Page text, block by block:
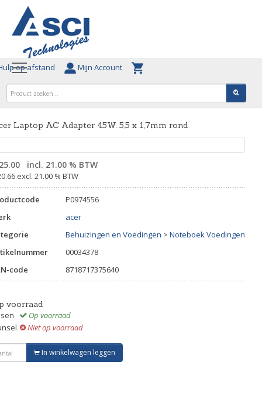
op afstand Mijn Account
Laptop AC Adapter 45W. 5,5 x 1,7mm rond
incl. 21.00 % BTW
excl. 21.00 % BTW
P0974556
acer
Behuizingen en Voedingen > Noteboek Voedingen
00034378
code
8718717375640
voorraad
Op voorraad
Niet op voorraad
In winkelwagen leggen